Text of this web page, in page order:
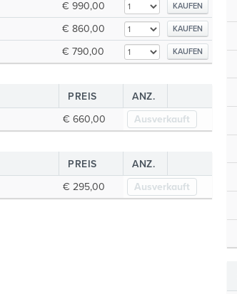
€ 990,00 KAUFEN
€ 860,00 KAUFEN
€ 790,00 KAUFEN
PREIS
ANZ.
€ 660,00 Ausverkauft
PREIS
ANZ.
€ 295,00 Ausverkauft